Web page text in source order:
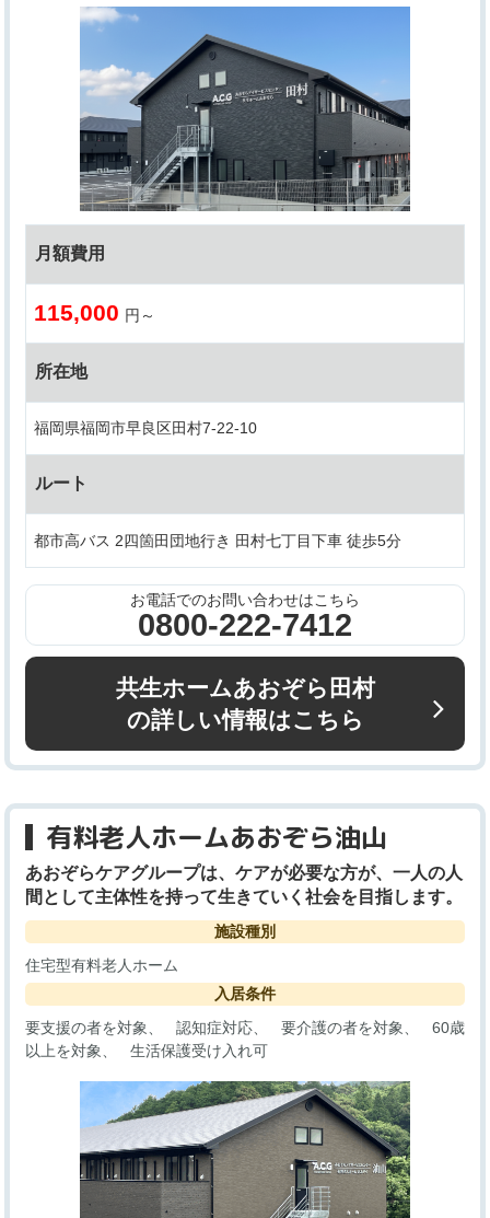
月額費用
115,000 円～
所在地
福岡県福岡市早良区田村7-22-10
ルート
都市高バス 2四箇田団地行き 田村七丁目下車 徒歩5分
お電話でのお問い合わせはこちら
0800-222-7412
共生ホームあおぞら田村
の詳しい情報はこちら
有料老人ホームあおぞら油山
あおぞらケアグループは、ケアが必要な方が、一人の人
間として主体性を持って生きていく社会を目指します。
施設種別
住宅型有料老人ホーム
入居条件
要支援の者を対象
認知症対応 要介護の者を対象
60歳
以上を対象
生活保護受け入れ可